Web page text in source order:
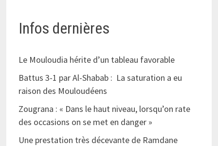
Infos dernières
Le Mouloudia hérite d’un tableau favorable
Battus 3-1 par Al-Shabab : La saturation a eu
raison des Mouloudéens
Zougrana : « Dans le haut niveau, lorsqu’on rate
des occasions on se met en danger »
Une prestation très décevante de Ramdane